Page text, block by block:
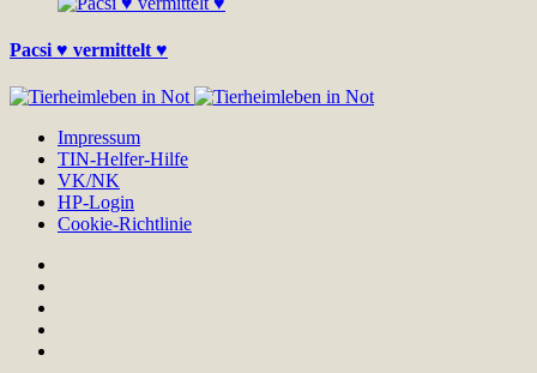
Pacsi ♥ vermittelt ♥
Impressum
TIN-Helfer-Hilfe
VK/NK
HP-Login
Cookie-Richtlinie